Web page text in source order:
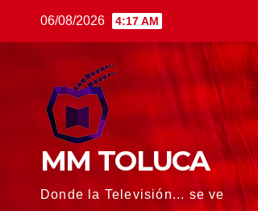
06/08/2026 4:17 AM
MM TOLUCA
Donde la Televisión... se ve